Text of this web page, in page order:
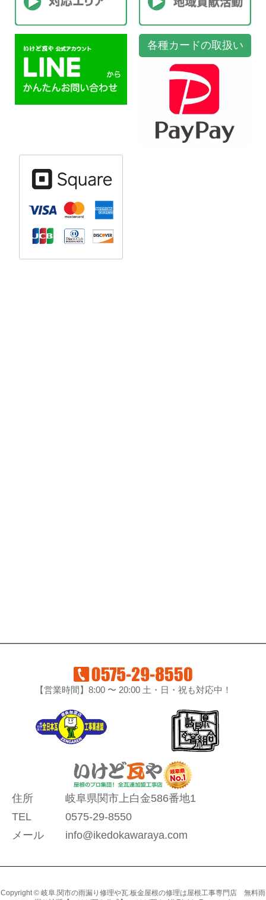
各種カードの取扱い
【営業時間】8:00 〜 20:00 土・日・祝も対応中！
住所
岐阜県関市上白金586番地1
TEL
0575-29-8550
メール
info@ikedokawaraya.com
Copyright © 岐阜.関市の雨漏り修理や瓦.板金屋根の修理は屋根工事専門店 無料雨